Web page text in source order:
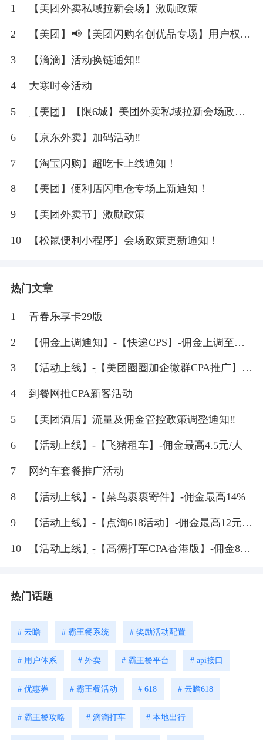
1 【美团外卖私域拉新会场】激励政策
2
【美团】📢【美团闪购名创优品专场】用户权益
3
【滴滴】活动换链通知‼
4 大寒时令活动
5
【美团】【限6城】美团外卖私域拉新会场政策
6
【京东外卖】加码活动‼
7 【淘宝闪购】超吃卡上线通知！
8 【美团】便利店闪电仓专场上新通知！
9 【美团外卖节】激励政策
10 【松鼠便利小程序】会场政策更新通知！
热门文章
1 青春乐享卡29版
2
【佣金上调通知】-【快递CPS】-佣金上调至
3
【活动上线】-【美团圈圈加企微群CPA推广】-
4
到餐网推CPA新客活动
5 【美团酒店】流量及佣金管控政策调整通知‼
6 【活动上线】-【飞猪租车】-佣金最高4.5元/人
7 网约车套餐推广活动
8 【活动上线】-【菜鸟裹裹寄件】-佣金最高14%
9
【活动上线】-【点淘618活动】-佣金最高12元
10
【活动上线】-【高德打车CPA香港版】-佣金8
热门话题
# 云瞻 # 霸王餐系统 # 奖励活动配置
# 用户体系 # 外卖 # 霸王餐平台 # api接口
# 优惠券 # 霸王餐活动 # 618 # 云瞻618
# 霸王餐攻略 # 滴滴打车 # 本地出行